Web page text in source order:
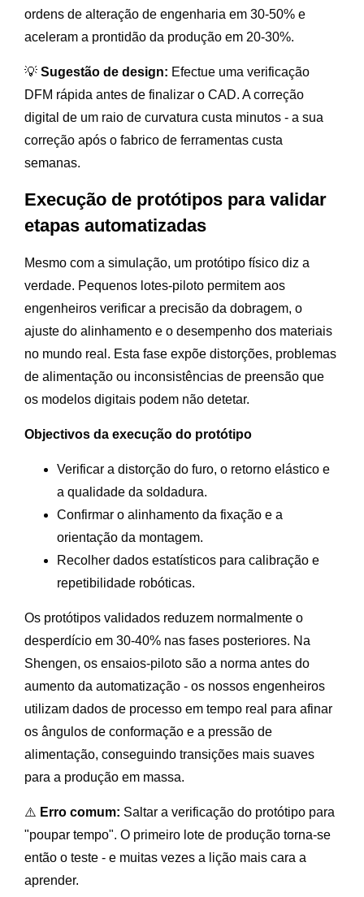
ordens de alteração de engenharia em 30-50% e
aceleram a prontidão da produção em 20-30%.
💡 Sugestão de design: Efectue uma verificação
DFM rápida antes de finalizar o CAD. A correção
digital de um raio de curvatura custa minutos - a sua
correção após o fabrico de ferramentas custa
semanas.
Execução de protótipos para validar
etapas automatizadas
Mesmo com a simulação, um protótipo físico diz a
verdade. Pequenos lotes-piloto permitem aos
engenheiros verificar a precisão da dobragem, o
ajuste do alinhamento e o desempenho dos materiais
no mundo real. Esta fase expõe distorções, problemas
de alimentação ou inconsistências de preensão que
os modelos digitais podem não detetar.
Objectivos da execução do protótipo
Verificar a distorção do furo, o retorno elástico e
a qualidade da soldadura.
Confirmar o alinhamento da fixação e a
orientação da montagem.
Recolher dados estatísticos para calibração e
repetibilidade robóticas.
Os protótipos validados reduzem normalmente o
desperdício em 30-40% nas fases posteriores. Na
Shengen, os ensaios-piloto são a norma antes do
aumento da automatização - os nossos engenheiros
utilizam dados de processo em tempo real para afinar
os ângulos de conformação e a pressão de
alimentação, conseguindo transições mais suaves
para a produção em massa.
⚠️ Erro comum: Saltar a verificação do protótipo para
"poupar tempo". O primeiro lote de produção torna-se
então o teste - e muitas vezes a lição mais cara a
aprender.